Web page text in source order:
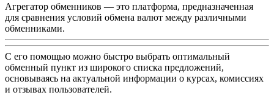
Агрегатор обменников — это платформа, предназначенная
для сравнения условий обмена валют между различными
обменниками.
С его помощью можно быстро выбрать оптимальный
обменный пункт из широкого списка предложений,
основываясь на актуальной информации о курсах, комиссиях
и отзывах пользователей.